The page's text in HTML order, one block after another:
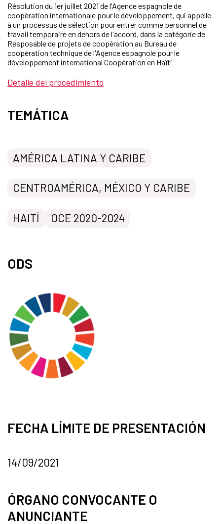
Résolution du 1er juillet 2021 de l'Agence espagnole de
coopération internationale pour le développement, qui appelle
à un processus de sélection pour entrer comme personnel de
travail temporaire en dehors de l'accord, dans la catégorie de
Resposable de projets de coopération au Bureau de
coopération technique de l'Agence espagnole pour le
développement international Coopération en Haïti
Detalle del procedimiento
TEMÁTICA
AMÉRICA LATINA Y CARIBE
CENTROAMÉRICA, MÉXICO Y CARIBE
HAITÍ OCE 2020-2024
ODS
FECHA LÍMITE DE PRESENTACIÓN
14/09/2021
ÓRGANO CONVOCANTE O
ANUNCIANTE